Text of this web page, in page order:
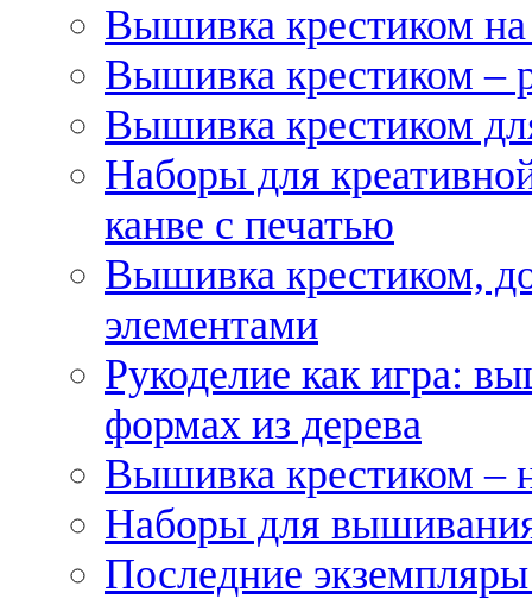
Вышивка крестиком
Вышивка крестиком –
Вышивка крестиком
Наборы для
канве с печатью
Вышивка крестиком,
элементами
Рукоделие как игра:
формах из дерева
Вышивка крестиком –
Наборы для
Последние